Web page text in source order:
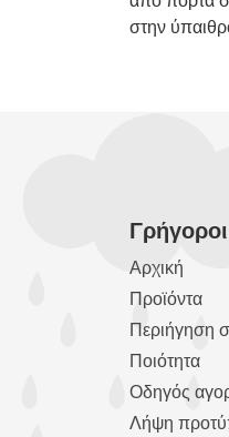
στην
Αρχική
Προϊόντα
Περιήγηση
Ποιότητα
Οδηγός
Λήψη